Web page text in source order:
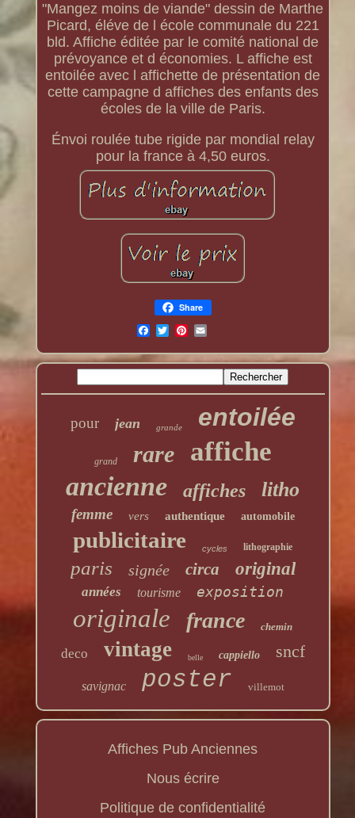
"Mangez moins de viande" dessin de Marthe
Picard, éléve de l école communale du 221
bld. Affiche éditée par le comité national de
prévoyance et d économies. L affiche est
entoilée avec l affichette de présentation de
cette campagne d affiches des enfants des
écoles de la ville de Paris.
Énvoi roulée tube rigide par mondial relay
pour la france à 4,50 euros.
Share
pour jean grande entoilée
grand rare affiche
ancienne affiches litho
femme vers authentique automobile
publicitaire cycles lithographie
paris signée circa original
années tourisme exposition
originale france chemin
deco vintage belle cappiello sncf
savignac poster villemot
Affiches Pub Anciennes
Nous écrire
Politique de confidentialité